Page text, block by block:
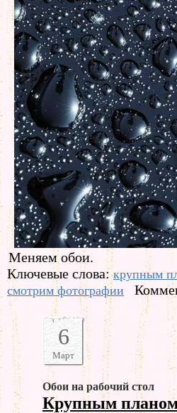
Меняем обои.
Ключевые слова:крупным
смотрим фотографии
6
Март
Обои на рабочий стол
Крупным